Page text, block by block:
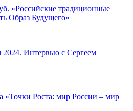
«Российские традиционные
Образ Будущего»
Интервью с Сергеем
«Точки Роста: мир России – мир